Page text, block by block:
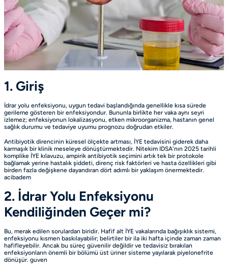
1. Giriş
İdrar yolu enfeksiyonu, uygun tedavi başlandığında genellikle kısa sürede
gerileme gösteren bir enfeksiyondur. Bununla birlikte her vaka aynı seyri
izlemez; enfeksiyonun lokalizasyonu, etken mikroorganizma, hastanın genel
sağlık durumu ve tedaviye uyumu prognozu doğrudan etkiler.
Antibiyotik direncinin küresel ölçekte artması, İYE tedavisini giderek daha
karmaşık bir klinik meseleye dönüştürmektedir. Nitekim IDSA'nın 2025 tarihli
komplike İYE kılavuzu, ampirik antibiyotik seçimini artık tek bir protokole
bağlamak yerine hastalık şiddeti, direnç risk faktörleri ve hasta özellikleri gibi
birden fazla değişkene dayandıran dört adımlı bir yaklaşım önermektedir.
acibadem
2. İdrar Yolu Enfeksiyonu
Kendiliğinden Geçer mi?
Bu, merak edilen sorulardan biridir. Hafif alt İYE vakalarında bağışıklık sistemi,
enfeksiyonu kısmen baskılayabilir; belirtiler bir ila iki hafta içinde zaman zaman
hafifleyebilir. Ancak bu süreç güvenilir değildir ve tedavisiz bırakılan
enfeksiyonların önemli bir bölümü üst üriner sisteme yayılarak piyelonefrite
dönüşür. guven